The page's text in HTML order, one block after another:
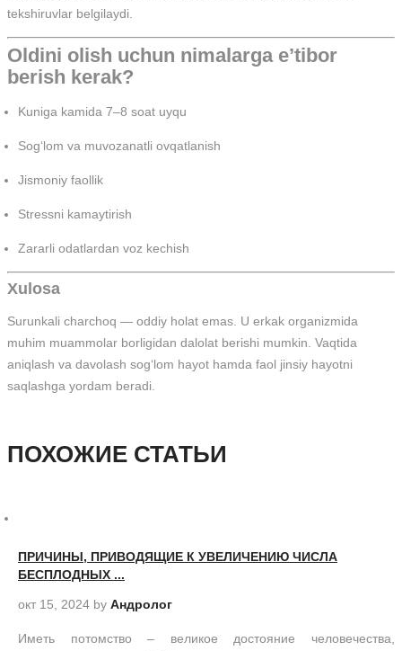
tekshiruvlar belgilaydi.
Oldini olish uchun nimalarga e’tibor
berish kerak?
Kuniga kamida 7–8 soat uyqu
Sog‘lom va muvozanatli ovqatlanish
Jismoniy faollik
Stressni kamaytirish
Zararli odatlardan voz kechish
Xulosa
Surunkali charchoq — oddiy holat emas. U erkak organizmida
muhim muammolar borligidan dalolat berishi mumkin. Vaqtida
aniqlash va davolash sog‘lom hayot hamda faol jinsiy hayotni
saqlashga yordam beradi.
ПОХОЖИЕ СТАТЬИ
ПРИЧИНЫ, ПРИВОДЯЩИЕ К УВЕЛИЧЕНИЮ ЧИСЛА
БЕСПЛОДНЫХ ...
окт 15, 2024 by Андролог
Иметь потомство – великое достояние человечества,